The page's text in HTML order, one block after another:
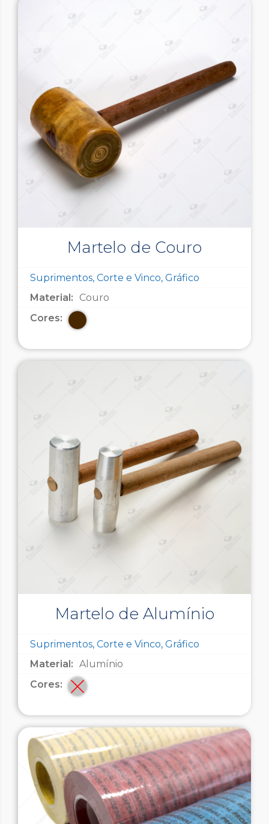
Martelo de Couro
Suprimentos, Corte e Vinco, Gráfico
Material:
Couro
Cores:
Martelo de Alumínio
Suprimentos, Corte e Vinco, Gráfico
Material: Alumínio
Cores: